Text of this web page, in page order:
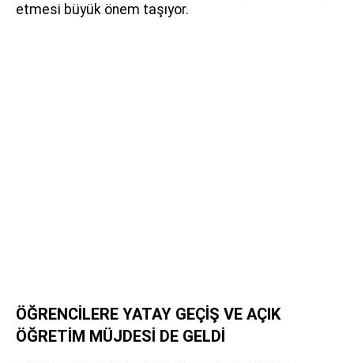
etmesi büyük önem taşıyor.
ÖĞRENCİLERE YATAY GEÇİŞ VE AÇIK
ÖĞRETİM MÜJDESİ DE GELDİ